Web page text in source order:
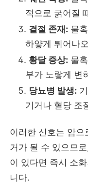
적으로 굵어질
결절 존재: 물
하얗게 튀어나
황달 증상: 물
부가 노랗게 변
당뇨병 발생:
기거나 혈당 조
이러한 신호는 암
거가 될 수 있으므
이 있다면 즉시 소
니다.